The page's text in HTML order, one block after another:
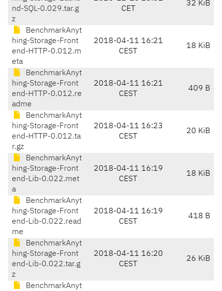
nd-SQL-0.029.tar.g
z
CET
32 KiB
BenchmarkAnyt
hing-Storage-Front
end-HTTP-0.012.m
eta
2018-04-11 16:21
CEST
18 KiB
BenchmarkAnyt
hing-Storage-Front
end-HTTP-0.012.re
adme
2018-04-11 16:21
CEST
409 B
BenchmarkAnyt
hing-Storage-Front
end-HTTP-0.012.ta
r.gz
2018-04-11 16:23
CEST
20 KiB
BenchmarkAnyt
hing-Storage-Front
end-Lib-0.022.met
a
2018-04-11 16:19
CEST
18 KiB
BenchmarkAnyt
hing-Storage-Front
end-Lib-0.022.read
me
2018-04-11 16:19
CEST
418 B
BenchmarkAnyt
hing-Storage-Front
end-Lib-0.022.tar.g
z
2018-04-11 16:20
CEST
26 KiB
BenchmarkAnyt